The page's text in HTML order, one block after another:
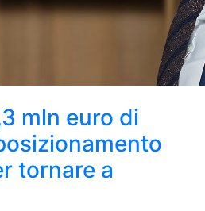
mln euro di
tornare a